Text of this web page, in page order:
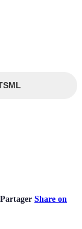
Partager Share on